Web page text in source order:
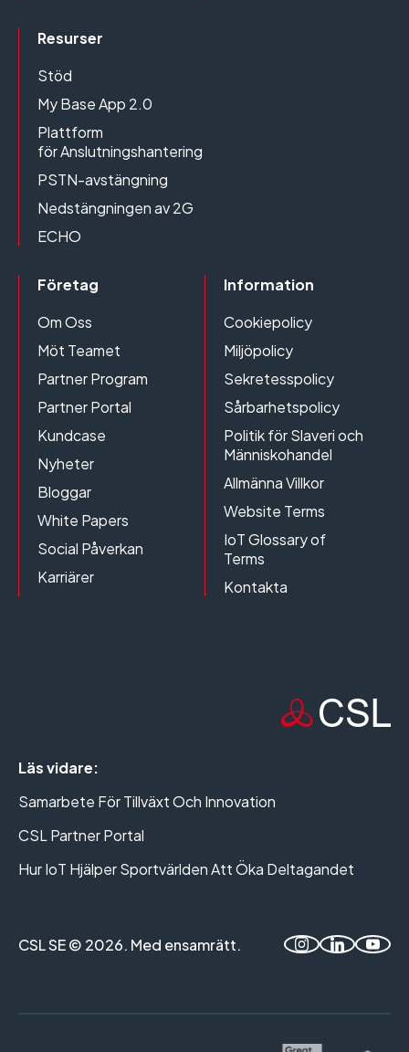
Resurser
Stöd
My Base App 2.0
Plattform
för Anslutningshantering
PSTN-avstängning
Nedstängningen av 2G
ECHO
Företag
Om Oss
Möt Teamet
Partner Program
Partner Portal
Kundcase
Nyheter
Bloggar
White Papers
Social Påverkan
Karriärer
Information
Cookiepolicy
Miljöpolicy
Sekretesspolicy
Sårbarhetspolicy
Politik för Slaveri och
Människohandel
Allmänna Villkor
Website Terms
IoT Glossary of
Terms
Kontakta
Läs vidare:
Samarbete För Tillväxt Och Innovation
CSL Partner Portal
Hur IoT Hjälper Sportvärlden Att Öka Deltagandet
CSL SE © 2026. Med ensamrätt.